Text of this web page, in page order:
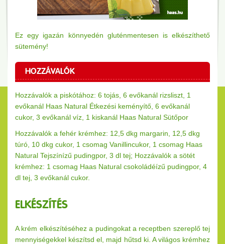
Ez egy igazán könnyedén gluténmentesen is elkészíthető
sütemény!
HOZZÁVALÓK
Hozzávalók a piskótához: 6 tojás, 6 evőkanál rizsliszt, 1
evőkanál Haas Natural Étkezési keményítő, 6 evőkanál
cukor, 3 evőkanál víz, 1 kiskanál Haas Natural Sütőpor
Hozzávalók a fehér krémhez: 12,5 dkg margarin, 12,5 dkg
túró, 10 dkg cukor, 1 csomag Vanillincukor, 1 csomag Haas
Natural Tejszínízű pudingpor, 3 dl tej; Hozzávalók a sötét
krémhez: 1 csomag Haas Natural csokoládéízű pudingpor, 4
dl tej, 3 evőkanál cukor.
ELKÉSZÍTÉS
A krém elkészítéséhez a pudingokat a receptben szereplő tej
mennyiségekkel készítsd el, majd hűtsd ki. A világos krémhez